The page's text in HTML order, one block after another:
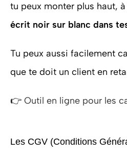
tu peux monter plus haut,
écrit noir sur blanc dans
Tu peux aussi facilement
que te doit un client en
👉 Outil en ligne pour les
Les CGV (Conditions